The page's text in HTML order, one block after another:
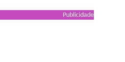
Publicidade